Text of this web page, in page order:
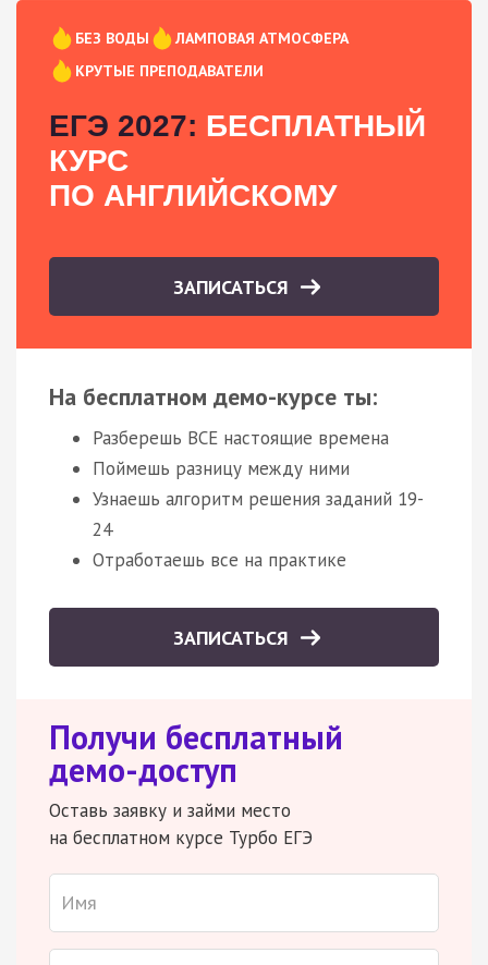
БЕЗ ВОДЫ
ЛАМПОВАЯ АТМОСФЕРА
КРУТЫЕ ПРЕПОДАВАТЕЛИ
ЕГЭ 2027: БЕСПЛАТНЫЙ
КУРС
ПО АНГЛИЙСКОМУ
ЗАПИСАТЬСЯ
На бесплатном демо-курсе ты:
Разберешь ВСЕ настоящие времена
Поймешь разницу между ними
Узнаешь алгоритм решения заданий 19-
24
Отработаешь все на практике
ЗАПИСАТЬСЯ
Получи бесплатный
демо-доступ
Оставь заявку и займи место
на бесплатном курсе Турбо ЕГЭ